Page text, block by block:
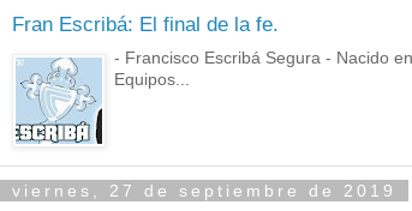
Fran Escribá: El final de la fe.
- Francisco Escribá Segura - Nacido
Equipos...
viernes, 27 de septiembre de 2019